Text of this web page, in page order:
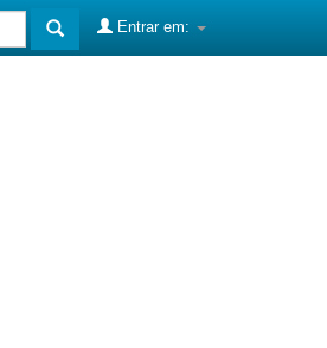
Entrar em: